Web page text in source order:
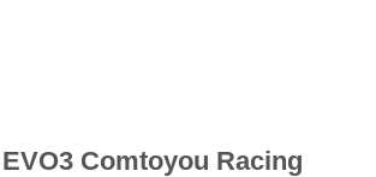
Comtoyou Racing